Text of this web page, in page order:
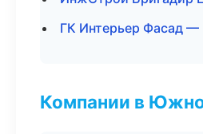
ГК Интерьер Фасад —
Компании в